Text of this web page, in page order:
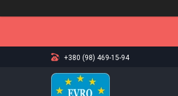
+380 (98) 469-15-94